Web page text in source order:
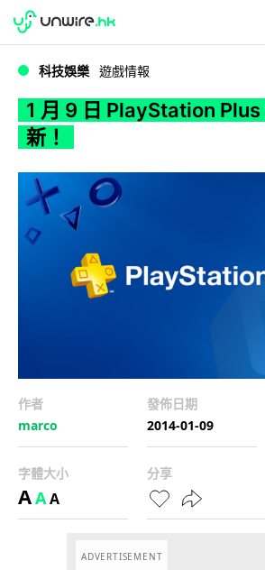
WWDC 2026
科技娛樂 遊戲情報
1 月 9 日 PlayStation Plus
新！
作者
marco
發佈日期
2014-01-09
字體大小
AAA
分享
ADVERTISEMENT